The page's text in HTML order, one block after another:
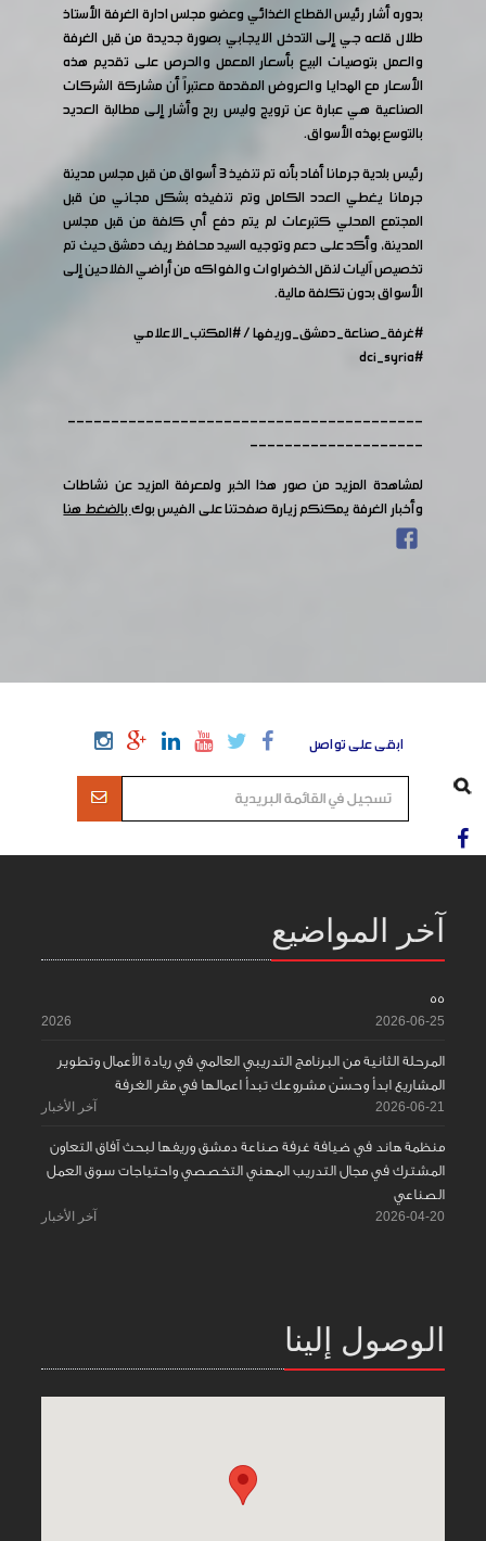
بدوره أشار رئيس القطاع الغذائي وعضو مجلس ادارة الغرفة الأستاذ
طلال قلعه جي إلى التدخل الايجابي بصورة جديدة من قبل الغرفة
والعمل بتوصيات البيع بأسعار المعمل والحرص على تقديم هذه
الأسعار مع الهدايا والعروض المقدمة معتبراً أن مشاركة الشركات
الصناعية هي عبارة عن ترويج وليس ربح وأشار إلى مطالبة العديد
بالتوسع بهذه الأسواق.
رئيس بلدية جرمانا أفاد بأنه تم تنفيذ 3 أسواق من قبل مجلس مدينة
جرمانا يغطي العدد الكامل وتم تنفيذه بشكل مجاني من قبل
المجتمع المحلي كتبرعات لم يتم دفع أي كلفة من قبل مجلس
المدينة، وأكد على دعم وتوجيه السيد محافظ ريف دمشق حيث تم
تخصيص آليات لنقل الخضراوات والفواكه من أراضي الفلاحين إلى
الأسواق بدون تكلفة مالية.
#غرفة_صناعة_دمشق_وريفها/#المكتب_الاعلامي
#dci_syria
-----------------------------------------
--------------------
لمشاهدة المزيد من صور هذا الخبر ولمعرفة المزيد عن نشاطات
وأخبار الغرفة يمكنكم زيارة صفحتنا على الفيس بوكبالضغط هنا
ابقى على تواصل
آخر المواضيع
55
2026-06-25
2026
المرحلة الثانية من البرنامج التدريبي العالمي في ريادة الأعمال وتطوير
المشاريع ابدأ وحسّن مشروعك تبدأ اعمالها في مقر الغرفة
2026-06-21 آخر الأخبار
منظمة هاند في ضيافة غرفة صناعة دمشق وريفها لبحث آفاق التعاون
المشترك في مجال التدريب المهني التخصصي واحتياجات سوق العمل
الصناعي
2026-04-20 آخر الأخبار
الوصول إلينا